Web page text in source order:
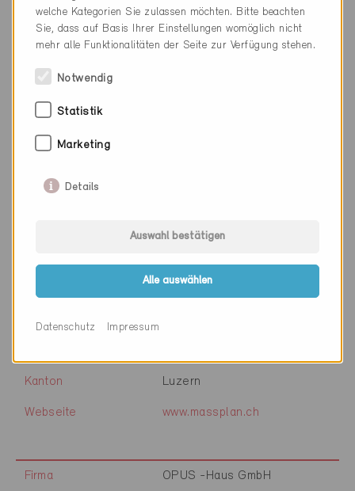
Kanton Luzern
Webseite www.beplus-architekten.ch
Firma
PLZ
Kanton
PLZ
Kanton Luzern
Webseite www.massplan.ch
Firma OPUS -Haus GmbH
welche Kategorien Sie zulassen möchten. Bitte beachten
Sie, dass auf Basis Ihrer Einstellungen womöglich nicht
mehr alle Funktionalitäten der Seite zur Verfügung stehen.
Notwendig
Statistik
Marketing
Details
Auswahl bestätigen
Alle auswählen
Datenschutz Impressum